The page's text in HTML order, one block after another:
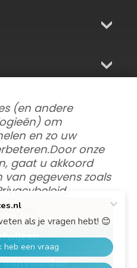
media
aanpassen |
en garantie | Privacy
(en andere
om
en zo uw
Door onze
gaat u akkoord
gegevens zoals
.
aanvaarden